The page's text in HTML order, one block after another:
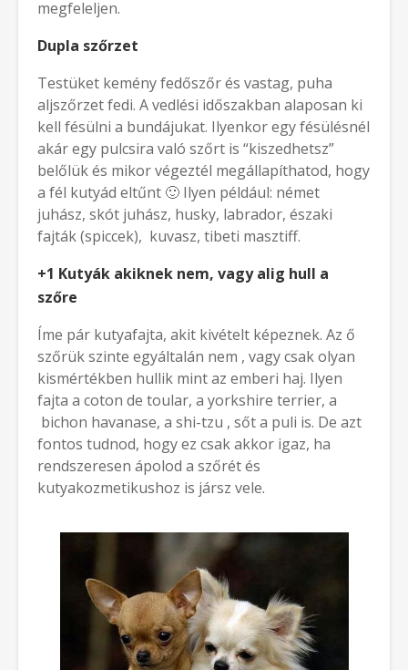
megfeleljen.
Dupla szőrzet
Testüket kemény fedőszőr és vastag, puha
aljszőrzet fedi. A vedlési időszakban alaposan ki
kell fésülni a bundájukat. Ilyenkor egy fésülésnél
akár egy pulcsira való szőrt is “kiszedhetsz”
belőlük és mikor végeztél megállapíthatod, hogy
a fél kutyád eltűnt 🙂 Ilyen például: német
juhász, skót juhász, husky, labrador, északi
fajták (spiccek), kuvasz, tibeti masztiff.
+1 Kutyák akiknek nem, vagy alig hull a
szőre
Íme pár kutyafajta, akit kivételt képeznek. Az ő
szőrük szinte egyáltalán nem , vagy csak olyan
kismértékben hullik mint az emberi haj. Ilyen
fajta a coton de toular, a yorkshire terrier, a
bichon havanase, a shi-tzu , sőt a puli is. De azt
fontos tudnod, hogy ez csak akkor igaz, ha
rendszeresen ápolod a szőrét és
kutyakozmetikushoz is jársz vele.